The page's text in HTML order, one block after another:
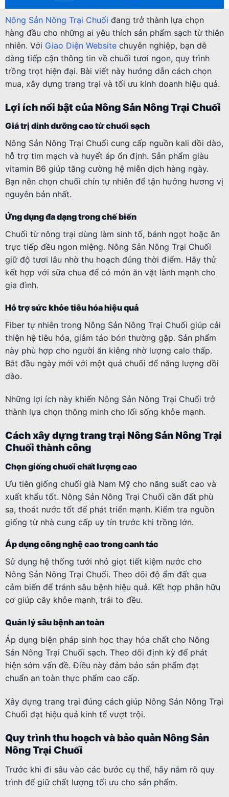
Nông Sản Nông Trại Chuối đang trở thành lựa chọn
hàng đầu cho những ai yêu thích sản phẩm sạch từ thiên
nhiên. Với Giao Diện Website chuyên nghiệp, bạn dễ
dàng tiếp cận thông tin về chuối tươi ngon, quy trình
trồng trọt hiện đại. Bài viết này hướng dẫn cách chọn
mua, xây dựng trang trại và tối ưu kinh doanh hiệu quả.
Lợi ích nổi bật của Nông Sản Nông Trại Chuối
Giá trị dinh dưỡng cao từ chuối sạch
Nông Sản Nông Trại Chuối cung cấp nguồn kali dồi dào,
hỗ trợ tim mạch và huyết áp ổn định. Sản phẩm giàu
vitamin B6 giúp tăng cường hệ miễn dịch hàng ngày.
Bạn nên chọn chuối chín tự nhiên để tận hưởng hương vị
nguyên bản nhất.
Ứng dụng đa dạng trong chế biến
Chuối từ nông trại dùng làm sinh tố, bánh ngọt hoặc ăn
trực tiếp đều ngon miệng. Nông Sản Nông Trại Chuối
giữ độ tươi lâu nhờ thu hoạch đúng thời điểm. Hãy thử
kết hợp với sữa chua để có món ăn vặt lành mạnh cho
gia đình.
Hỗ trợ sức khỏe tiêu hóa hiệu quả
Fiber tự nhiên trong Nông Sản Nông Trại Chuối giúp cải
thiện hệ tiêu hóa, giảm táo bón thường gặp. Sản phẩm
này phù hợp cho người ăn kiêng nhờ lượng calo thấp.
Bắt đầu ngày mới với một quả chuối để năng lượng dồi
dào.
Những lợi ích này khiến Nông Sản Nông Trại Chuối trở
thành lựa chọn thông minh cho lối sống khỏe mạnh.
Cách xây dựng trang trại Nông Sản Nông Trại
Chuối thành công
Chọn giống chuối chất lượng cao
Ưu tiên giống chuối già Nam Mỹ cho năng suất cao và
xuất khẩu tốt. Nông Sản Nông Trại Chuối cần đất phù
sa, thoát nước tốt để phát triển mạnh. Kiểm tra nguồn
giống từ nhà cung cấp uy tín trước khi trồng lớn.
Áp dụng công nghệ cao trong canh tác
Sử dụng hệ thống tưới nhỏ giọt tiết kiệm nước cho
Nông Sản Nông Trại Chuối. Theo dõi độ ẩm đất qua
cảm biến để tránh sâu bệnh hiệu quả. Kết hợp phân hữu
cơ giúp cây khỏe mạnh, trái to đều.
Quản lý sâu bệnh an toàn
Áp dụng biện pháp sinh học thay hóa chất cho Nông
Sản Nông Trại Chuối sạch. Theo dõi định kỳ để phát
hiện sớm vấn đề. Điều này đảm bảo sản phẩm đạt
chuẩn an toàn thực phẩm cao cấp.
Xây dựng trang trại đúng cách giúp Nông Sản Nông Trại
Chuối đạt hiệu quả kinh tế vượt trội.
Quy trình thu hoạch và bảo quản Nông Sản
Nông Trại Chuối
Trước khi đi sâu vào các bước cụ thể, hãy nắm rõ quy
trình để giữ chất lượng tối ưu cho sản phẩm.